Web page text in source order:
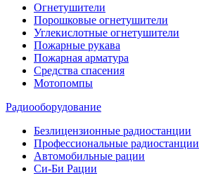
Огнетушители
Порошковые огнетушители
Углекислотные огнетушители
Пожарные рукава
Пожарная арматура
Средства спасения
Мотопомпы
Радиооборудование
Безлицензионные радиостанции
Профессиональные радиостанции
Автомобильные рации
Си-Би Рации